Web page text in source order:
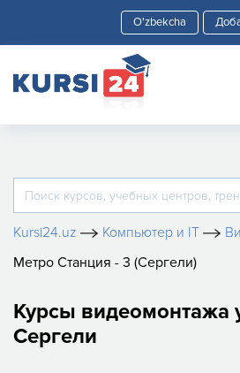
Kursi24.uz Компьютер и IT
Метро Станция - 3 (Сергели)
Курсы видеомонтажа
Сергели